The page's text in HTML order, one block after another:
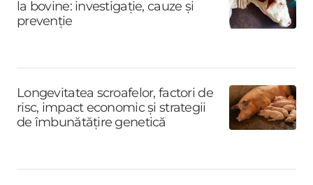
la bovine: investigație, cauze și
prevenție
Longevitatea scroafelor, factori de
risc, impact economic și strategii
de îmbunătățire genetică